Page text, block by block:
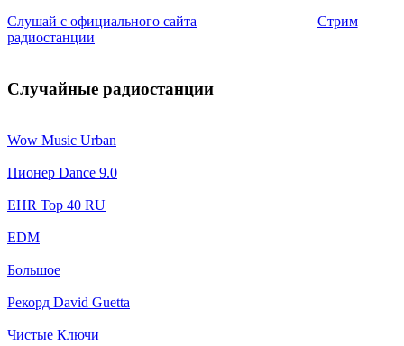
Слушай с официального сайта
Стрим
радиостанции
Случайные радиостанции
Wow Music Urban
Пионер Dance 9.0
EHR Top 40 RU
EDM
Большое
Рекорд David Guetta
Чистые Ключи